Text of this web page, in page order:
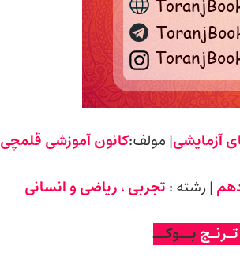
آزمایشی| مولف:کانون آموزشی قلمچی
| رشته : تجربی ، ریاضی و انسانی
بــوکــ